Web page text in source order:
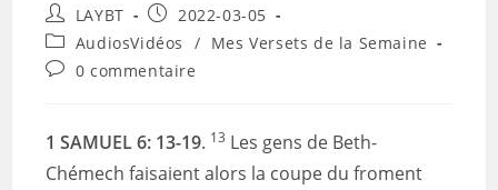
Auteur/autrice
de
la
publication :
LAYBT
Publication
publiée :
2022-03-05
Post
category:
AudiosVidéos / Mes Versets de la Semaine
Commentaires
publication :
0 commentaire
1 SAMUEL 6: 13-19. 13 Les gens de Beth-
Chémech faisaient alors la coupe du froment